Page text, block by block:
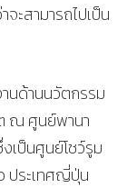
ะสามารถไปเป็น
นด้านนวัตกรรม
ณ ศูนย์พานา
เป็นศูนย์โชว์รูม
ประเทศญี่ปุ่น